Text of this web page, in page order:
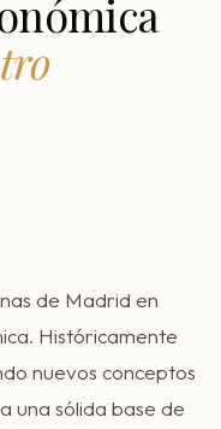
de Madrid en
Históricamente
nuevos conceptos
una sólida base de